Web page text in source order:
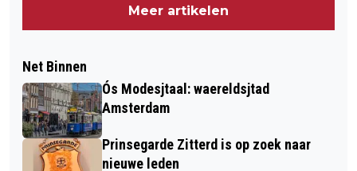
Meer artikelen
Net Binnen
Ós Modesjtaal: waereldsjtad
Amsterdam
Prinsegarde Zitterd is op zoek naar
nieuwe leden